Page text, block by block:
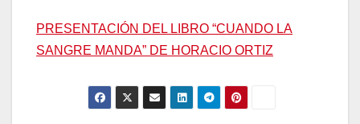
PRESENTACIÓN DEL LIBRO “CUANDO LA
SANGRE MANDA” DE HORACIO ORTIZ